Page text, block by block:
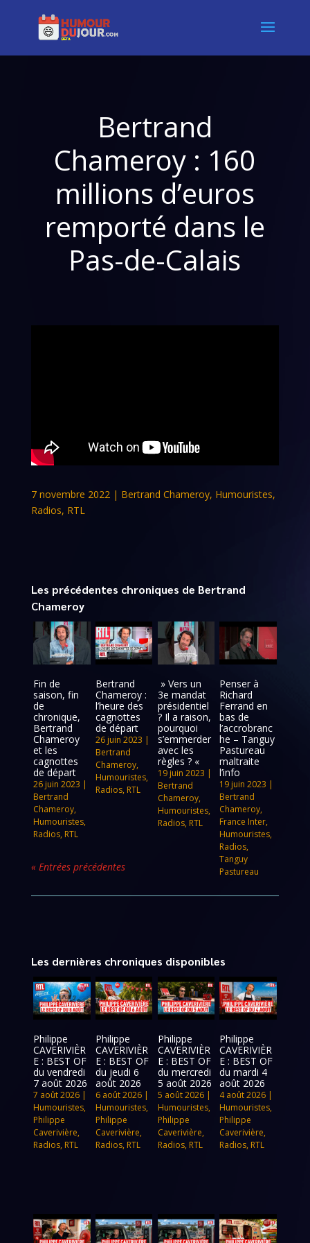
Bertrand
Chameroy : 160
millions d’euros
remporté dans le
Pas-de-Calais
7 novembre 2022 | Bertrand Chameroy, Humouristes,
Radios, RTL
Les précédentes chroniques de Bertrand
Chameroy
Fin de
saison, fin
de
chronique,
Bertrand
Chameroy
et les
cagnottes
de départ
26 juin 2023 |
Bertrand
Chameroy,
Humouristes,
Radios, RTL
Bertrand
Chameroy :
l’heure des
cagnottes
de départ
26 juin 2023 |
Bertrand
Chameroy,
Humouristes,
Radios, RTL
» Vers un
3e mandat
présidentiel
? Il a raison,
pourquoi
s’emmerder
avec les
règles ? «
19 juin 2023 |
Bertrand
Chameroy,
Humouristes,
Radios, RTL
Penser à
Richard
Ferrand en
bas de
l’accrobranc
he – Tanguy
Pastureau
maltraite
l’info
19 juin 2023 |
Bertrand
Chameroy,
France Inter,
Humouristes,
Radios,
Tanguy
Pastureau
« Entrées précédentes
Les dernières chroniques disponibles
Philippe
CAVERIVIÈR
E : BEST OF
du vendredi
7 août 2026
7 août 2026 |
Humouristes,
Philippe
Caverivière,
Radios, RTL
Philippe
CAVERIVIÈR
E : BEST OF
du jeudi 6
août 2026
6 août 2026|
Humouristes,
Philippe
Caverivière,
Radios, RTL
Philippe
CAVERIVIÈR
E : BEST OF
du mercredi
5 août 2026
5 août 2026|
Humouristes,
Philippe
Caverivière,
Radios, RTL
Philippe
CAVERIVIÈR
E : BEST OF
du mardi 4
août 2026
4 août 2026 |
Humouristes,
Philippe
Caverivière,
Radios, RTL